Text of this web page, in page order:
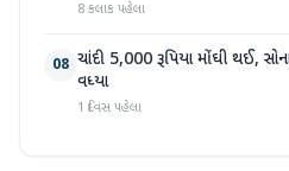
8 કલાક પહેલા
08 ચાંદી 5,000 રૂપિયા મોંઘી થઈ,
વધ્યા
1 દિવસ પહેલા